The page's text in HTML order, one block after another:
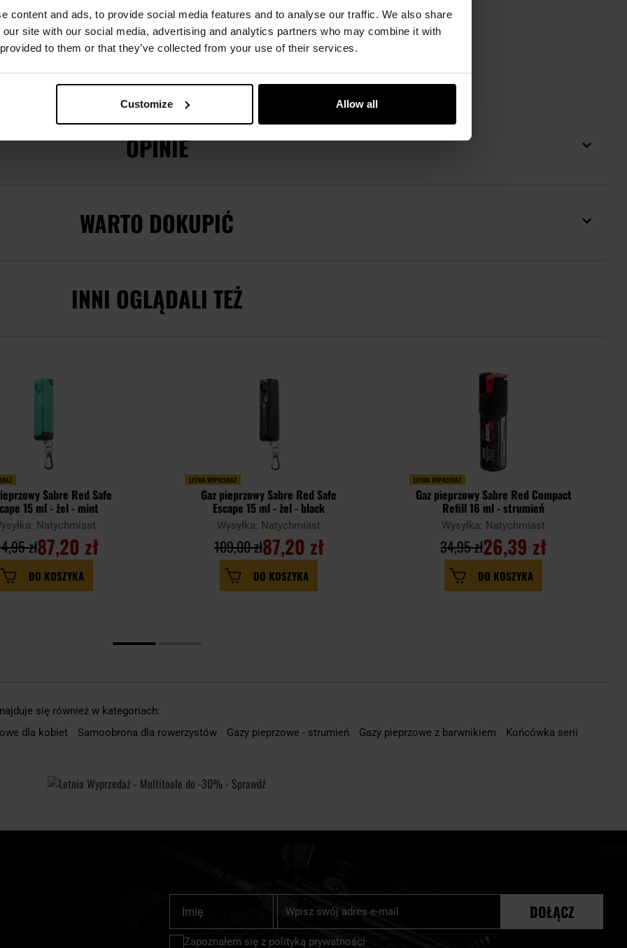
content and ads, to provide social media features and to analyse our traffic. We also share
site with our social media, advertising and analytics partners who may combine it with
to them or that they’ve collected from your use of their services.
Customize Allow all
22188807486
80748
OPINIE
WARTO DOKUPIĆ
INNI OGLĄDALI TEŻ
Sabre Red Safe
15 ml - żel - mint
Natychmiast
87,20 zł
zł
DO KOSZYKA
LETNIA WYPRZEDAŻ
Gaz pieprzowy Sabre Red Safe
Escape 15 ml - żel - black
Wysyłka: Natychmiast
87,20 zł
109,00 zł
DO KOSZYKA
LETNIA WYPRZEDAŻ
Gaz pieprzowy Sabre Red Compact
Refill 16 ml - strumień
Wysyłka: Natychmiast
26,39 zł
34,95 zł
DO KOSZYKA
się również w kategoriach:
dla kobiet Samoobrona dla rowerzystów Gazy pieprzowe - strumień Gazy pieprzowe z barwnikiem
Końcówka serii
Subskrybuj
nasz
newsletter:
Zapoznałem się z polityką prywatności
DOŁĄCZ